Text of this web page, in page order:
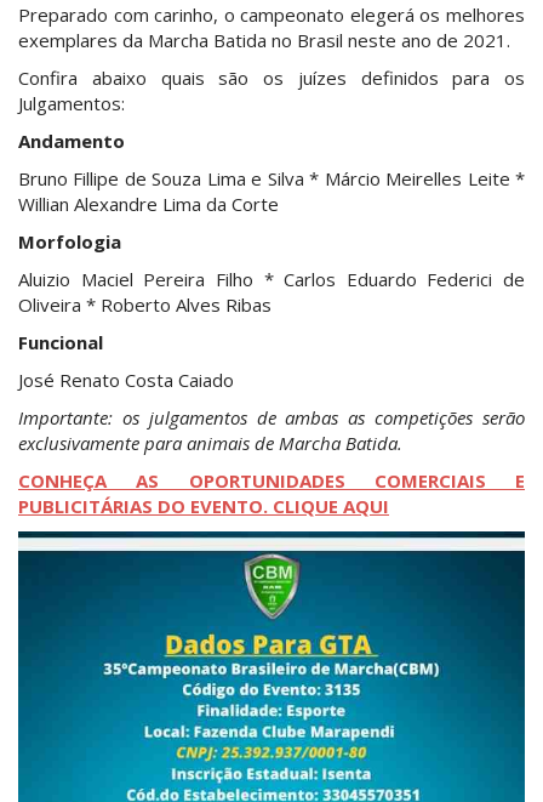
Preparado com carinho, o campeonato elegerá os melhores
exemplares da Marcha Batida no Brasil neste ano de 2021.
Confira abaixo quais são os juízes definidos para os
Julgamentos:
Andamento
Bruno Fillipe de Souza Lima e Silva * Márcio Meirelles Leite *
Willian Alexandre Lima da Corte
Morfologia
Aluizio Maciel Pereira Filho * Carlos Eduardo Federici de
Oliveira * Roberto Alves Ribas
Funcional
José Renato Costa Caiado
Importante: os julgamentos de ambas as competições serão
exclusivamente para animais de Marcha Batida.
CONHEÇA AS OPORTUNIDADES COMERCIAIS E
PUBLICITÁRIAS DO EVENTO. CLIQUE AQUI